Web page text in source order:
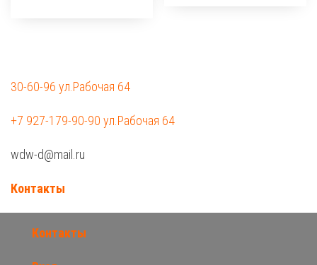
30-60-96 ул.Рабочая 64
+7 927-179-90-90 ул.Рабочая 64
wdw-d@mail.ru
Контакты
Контакты